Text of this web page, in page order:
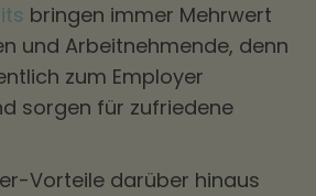
bringen immer Mehrwert
und Arbeitnehmende, denn
zum Employer
sorgen für zufriedene
Vorteile darüber hinaus